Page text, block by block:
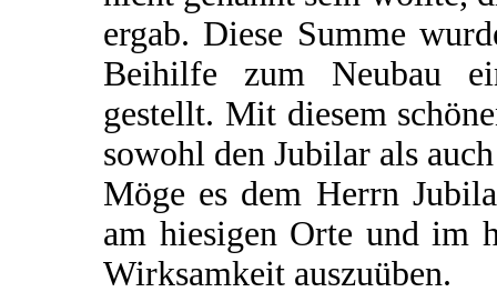
ergab. Diese Summe
Beihilfe zum Neubau
gestellt. Mit diesem
sowohl den Jubilar als
Möge es dem Herrn
am hiesigen Orte und im
Wirksamkeit auszuüben.